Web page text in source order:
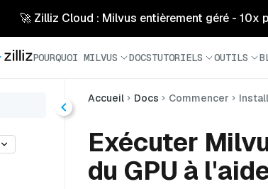
🚀 Zilliz Cloud : Milvus entièrement géré - 10x
POURQUOI MILVUS DOCSTUTORIELS OUTILS
Accueil Docs Commencer
Exécuter
du GPU à